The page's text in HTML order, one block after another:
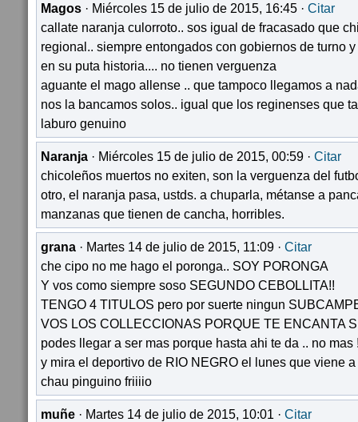
Magos · Miércoles 15 de julio de 2015, 16:45 · Citar
callate naranja culorroto.. sos igual de fracasado que
regional.. siempre entongados con gobiernos de turno
en su puta historia.... no tienen verguenza
aguante el mago allense .. que tampoco llegamos a
nos la bancamos solos.. igual que los reginenses que
laburo genuino
Naranja · Miércoles 15 de julio de 2015, 00:59 · Citar
chicoleños muertos no exiten, son la verguenza del
otro, el naranja pasa, ustds. a chuparla, métanse a
manzanas que tienen de cancha, horribles.
grana · Martes 14 de julio de 2015, 11:09 · Citar
che cipo no me hago el poronga.. SOY PORONGA
Y vos como siempre soso SEGUNDO CEBOLLITA!!
TENGO 4 TITULOS pero por suerte ningun
VOS LOS COLLECCIONAS PORQUE TE ENCANTA
podes llegar a ser mas porque hasta ahi te da .. no mas
y mira el deportivo de RIO NEGRO el lunes que viene
chau pinguino friiiio
muñe · Martes 14 de julio de 2015, 10:01 · Citar